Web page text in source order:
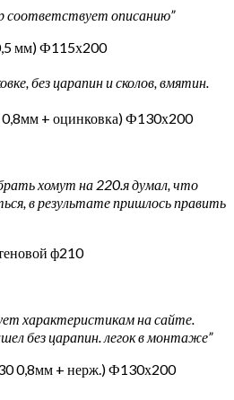
соответствует описанию”
мм) Ф115х200
без царапин и сколов, вмятин.
+ оцинковка) Ф130х200
хомут на 220.я думал, что
в результате пришлось править
ф210
характеристикам на сайте.
без царапин. легок в монтаже”
0,8мм + нерж.) Ф130х200